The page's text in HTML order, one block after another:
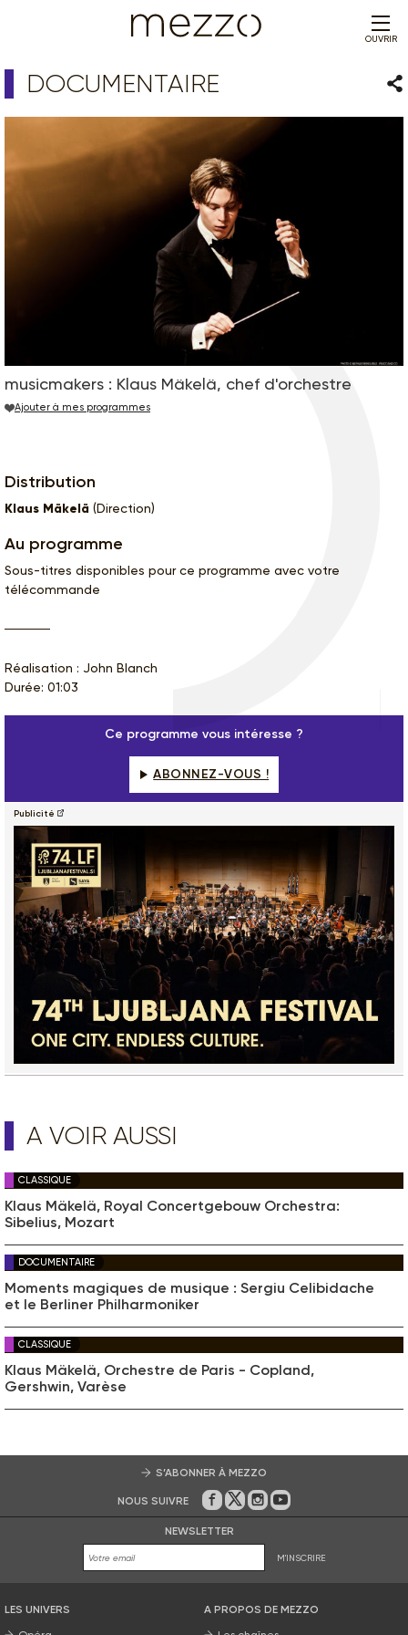
OUVRIR
DOCUMENTAIRE
musicmakers : Klaus Mäkelä, chef d'orchestre
Ajouter à mes programmes
Distribution
Klaus Mäkelä (Direction)
Au programme
Sous-titres disponibles pour ce programme avec votre
télécommande
Réalisation : John Blanch
Durée: 01:03
Ce programme vous intéresse ?
ABONNEZ-VOUS !
Publicité
A VOIR AUSSI
CLASSIQUE
Klaus Mäkelä, Royal Concertgebouw Orchestra:
Sibelius, Mozart
DOCUMENTAIRE
Moments magiques de musique : Sergiu Celibidache
et le Berliner Philharmoniker
CLASSIQUE
Klaus Mäkelä, Orchestre de Paris - Copland,
Gershwin, Varèse
S’ABONNER À MEZZO
NOUS SUIVRE Sur Facebook
Sur Twitter
Sur Instagram
Sur Youtube
NEWSLETTER
M'INSCRIRE
LES UNIVERS
A PROPOS DE MEZZO